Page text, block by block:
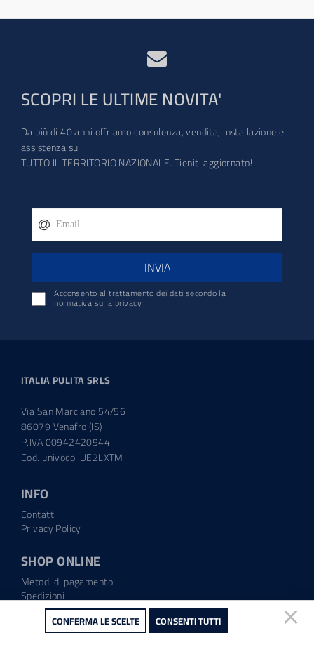
SCOPRI LE ULTIME NOVITA'
Da più di 40 anni offriamo consulenza, vendita, installazione e
assistenza su
TUTTO IL TERRITORIO NAZIONALE. Tieniti aggiornato!
INVIA
Acconsento al trattamento dei dati secondo la
normativa sulla privacy
ITALIA PULITA SRLS
Via San Marciano 54/56
86079 Venafro (IS)
P.IVA 00942420944
Cod. univoco: UE2LXTM
INFO
Contatti
Privacy Policy
SHOP ONLINE
Metodi di pagamento
Spedizioni
Regolamento garanzia
Diritto di recesso
CONFERMA LE SCELTE CONSENTI TUTTI